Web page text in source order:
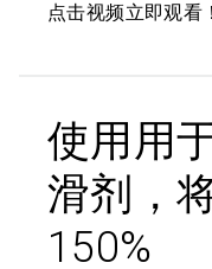
点击视频立即观看！
使用用
滑剂，
150%